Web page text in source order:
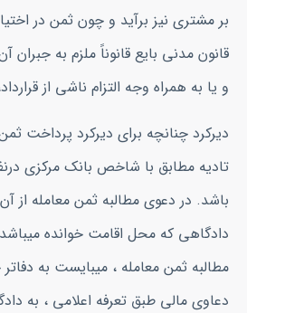
قانون مدنی بایع قانوناً ملزم به
و یا به همراه وجه التزام ناشی از
دیرکرد چنانچه برای دیرکرد پرداخت
تادیه مطابق با شاخص بانک مرکزی
دادگاهی که محل اقامت خوانده
مطالبه ثمن معامله ، میبایست به
دعاوی مالی طبق تعرفه اعلامی ، به